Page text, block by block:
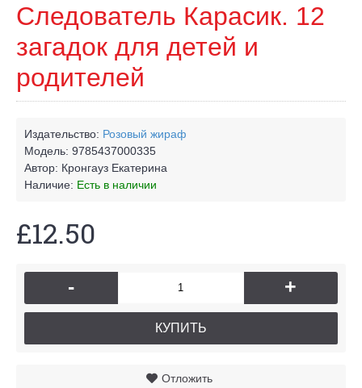
Следователь Карасик. 12
загадок для детей и
родителей
Издательство: Розовый жираф
Модель: 9785437000335
Автор: Кронгауз Екатерина
Наличие: Есть в наличии
£12.50
- +
КУПИТЬ
Отложить